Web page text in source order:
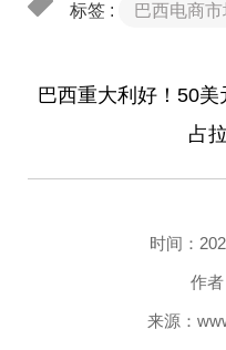
2026年6月16日，在跨
履职要求，覆盖供应
输、通关协同、尾程履
行业核心逻辑正从“低价
三态速递（SFC）作为
商，对应渠道代码如下：
三态亚马逊AMIF专线（
标签 : 巴西电商市
巴西重大利好！50
占
时间：
作
来源：